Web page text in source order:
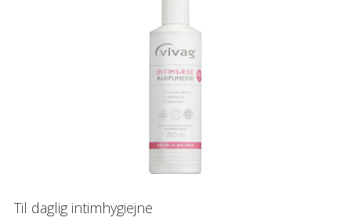
Til daglig intimhygiejne